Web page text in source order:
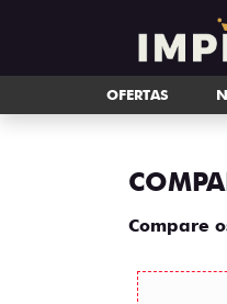
OFERTAS
Compare